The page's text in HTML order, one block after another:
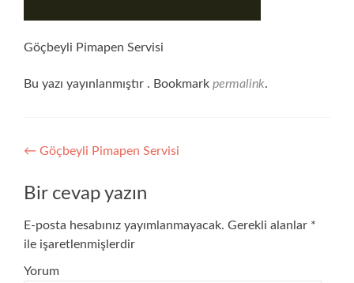
Göçbeyli Pimapen Servisi
Bu yazı yayınlanmıştır . Bookmark permalink.
Yazı
dolaşımı
← Göçbeyli Pimapen Servisi
Bir cevap yazın
E-posta hesabınız yayımlanmayacak. Gerekli alanlar *
ile işaretlenmişlerdir
Yorum